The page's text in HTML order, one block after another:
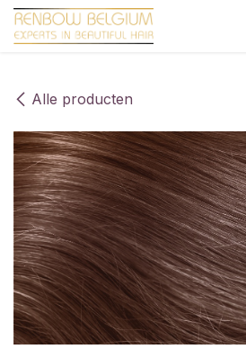
Overslaan naar inhoud
Alle producten